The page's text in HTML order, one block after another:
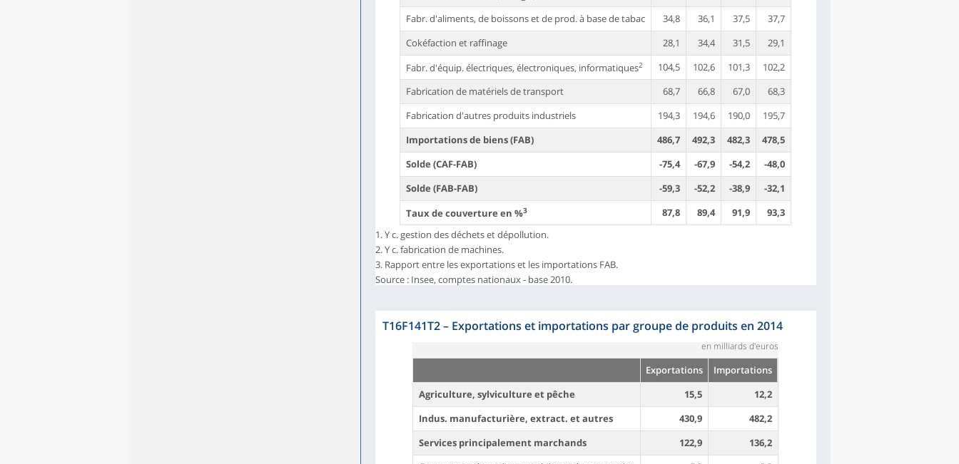
Fabr. d'aliments, de boissons et de prod. à base de tabac
34,8 36,1 37,5
37,7
Cokéfaction et raffinage
28,1 34,4 31,5
29,1
Fabr. d'équip. électriques, électroniques, informatiques2 104,5 102,6 101,3
102,2
Fabrication de matériels de transport
68,7 66,8 67,0
68,3
Fabrication d'autres produits industriels
194,3 194,6 190,0
195,7
Importations de biens (FAB)
486,7 492,3 482,3
478,5
Solde (CAF-FAB)
-75,4 -67,9 -54,2
-48,0
Solde (FAB-FAB)
-59,3 -52,2 -38,9
-32,1
Taux de couverture en %3 87,8 89,4 91,9
93,3
1. Y c. gestion des déchets et dépollution.
2. Y c. fabrication de machines.
3. Rapport entre les exportations et les importations FAB.
Source : Insee, comptes nationaux - base 2010.
T16F141T2– Exportations et importations par groupe de produits en 2014
en milliards d'euros
Exportations
Importations
Agriculture, sylviculture et pêche
15,5
12,2
Indus. manufacturière, extract. et autres
430,9
482,2
Services principalement marchands
122,9
136,2